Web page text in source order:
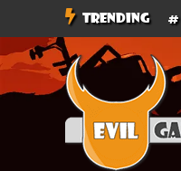
naar
de
TRENDING